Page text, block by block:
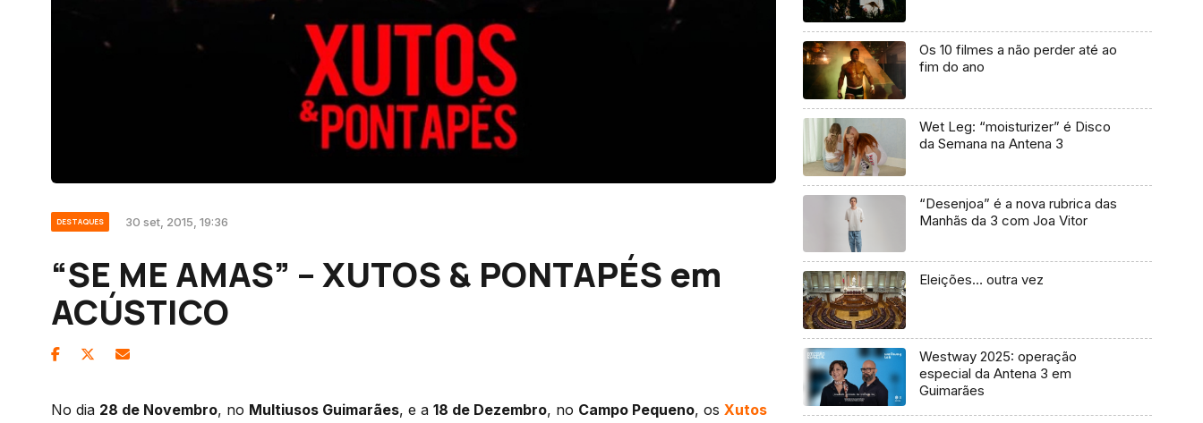
DESTAQUES 30 set, 2015, 19:36
“SE ME AMAS” – XUTOS & PONTAPÉS em
ACÚSTICO
No dia 28 de Novembro, no Multiusos Guimarães, e a 18 de Dezembro, no Campo Pequeno, os Xutos
Os 10 filmes a não perder até ao
fim do ano
Wet Leg: “moisturizer” é Disco
da Semana na Antena 3
“Desenjoa” é a nova rubrica das
Manhãs da 3 com Joa Vitor
Eleições… outra vez
Westway 2025: operação
especial da Antena 3 em
Guimarães